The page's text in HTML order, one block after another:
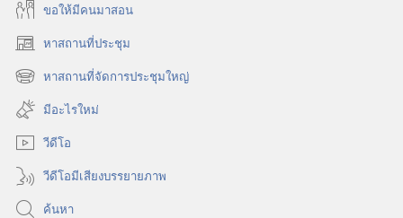
ขอ​ให้​มี​คน​มา​สอน
หาสถานที่ประชุม
(เปิด
หน้าต่างหาสถานที่จัดการประชุมใหญ่
(เปิด
หน้าต่าง
ใหม่)
มีอะไรใหม่
วีดีโอ
วีดีโอมีเสียงบรรยายภาพ
ค้นหา